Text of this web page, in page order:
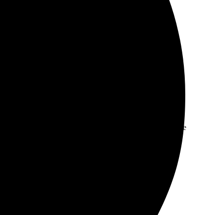
прошел гладко. Доставили на следующий день,
Все интуитивно понятно. На каждом этапе